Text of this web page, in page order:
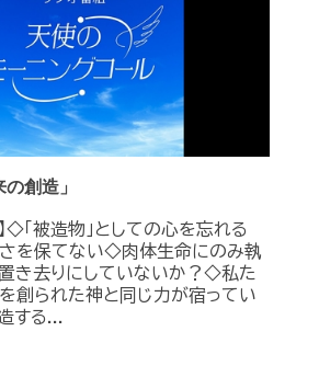
創造」
◇「被造物」としての心を忘れる
さを保てない◇肉体生命にのみ執
き去りにしていないか？◇私た
創られた神と同じ力が宿ってい
する...